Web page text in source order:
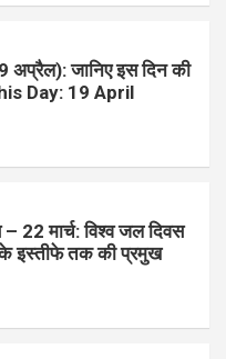
अप्रैल): जानिए इस दिन की
Day: 19 April
22 मार्च: विश्व जल दिवस
के इस्तीफे तक की प्रमुख